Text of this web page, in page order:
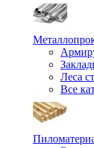
Леса
Все